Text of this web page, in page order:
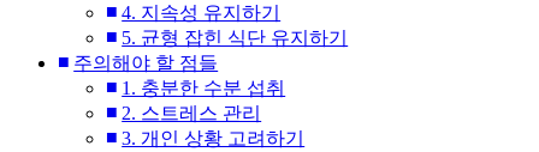
4. 지속성 유지하기
5. 균형 잡힌 식단 유지하기
주의해야 할 점들
1. 충분한 수분 섭취
2. 스트레스 관리
3. 개인 상황 고려하기